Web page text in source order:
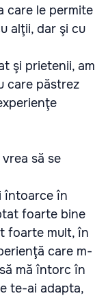
care le permite
alţii, dar şi cu
şi prietenii, am
care păstrez
să se
întoarce în
foarte bine
foarte mult, în
care m-
mă întorc în
te-ai adapta,